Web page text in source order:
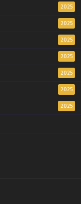
2025
2025
2025
2025
2025
2025
2025